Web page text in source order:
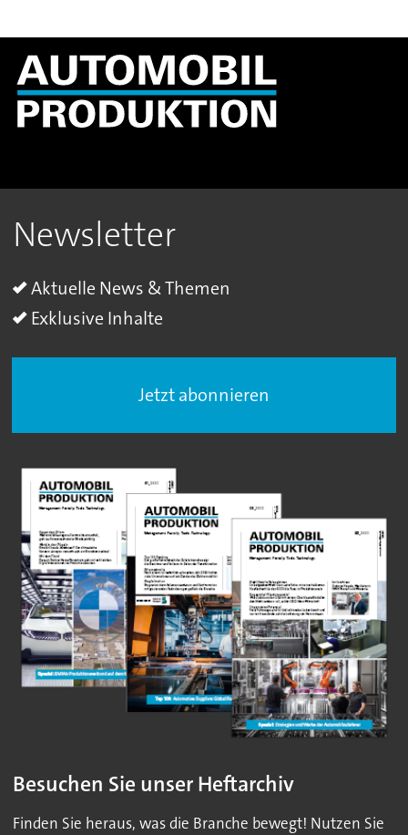
Newsletter
Aktuelle News & Themen
Exklusive Inhalte
Jetzt abonnieren
Besuchen Sie unser Heftarchiv
Finden Sie heraus, was die Branche bewegt! Nutzen Sie